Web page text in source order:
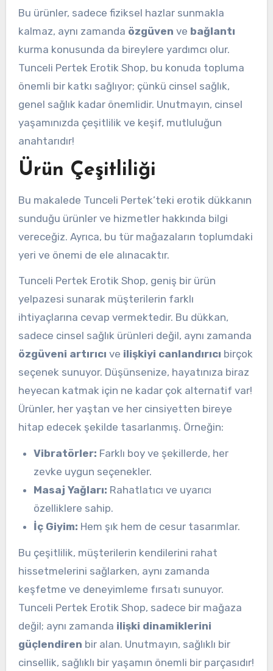
Bu ürünler, sadece fiziksel hazlar sunmakla
kalmaz, aynı zamanda özgüven ve bağlantı
kurma konusunda da bireylere yardımcı olur.
Tunceli Pertek Erotik Shop, bu konuda topluma
önemli bir katkı sağlıyor; çünkü cinsel sağlık,
genel sağlık kadar önemlidir. Unutmayın, cinsel
yaşamınızda çeşitlilik ve keşif, mutluluğun
anahtarıdır!
Ürün Çeşitliliği
Bu makalede Tunceli Pertek’teki erotik dükkanın
sunduğu ürünler ve hizmetler hakkında bilgi
vereceğiz. Ayrıca, bu tür mağazaların toplumdaki
yeri ve önemi de ele alınacaktır.
Tunceli Pertek Erotik Shop, geniş bir ürün
yelpazesi sunarak müşterilerin farklı
ihtiyaçlarına cevap vermektedir. Bu dükkan,
sadece cinsel sağlık ürünleri değil, aynı zamanda
özgüveni artırıcı ve ilişkiyi canlandırıcı birçok
seçenek sunuyor. Düşünsenize, hayatınıza biraz
heyecan katmak için ne kadar çok alternatif var!
Ürünler, her yaştan ve her cinsiyetten bireye
hitap edecek şekilde tasarlanmış. Örneğin:
Vibratörler: Farklı boy ve şekillerde, her
zevke uygun seçenekler.
Masaj Yağları: Rahatlatıcı ve uyarıcı
özelliklere sahip.
İç Giyim: Hem şık hem de cesur tasarımlar.
Bu çeşitlilik, müşterilerin kendilerini rahat
hissetmelerini sağlarken, aynı zamanda
keşfetme ve deneyimleme fırsatı sunuyor.
Tunceli Pertek Erotik Shop, sadece bir mağaza
değil; aynı zamanda ilişki dinamiklerini
güçlendiren bir alan. Unutmayın, sağlıklı bir
cinsellik, sağlıklı bir yaşamın önemli bir parçasıdır!